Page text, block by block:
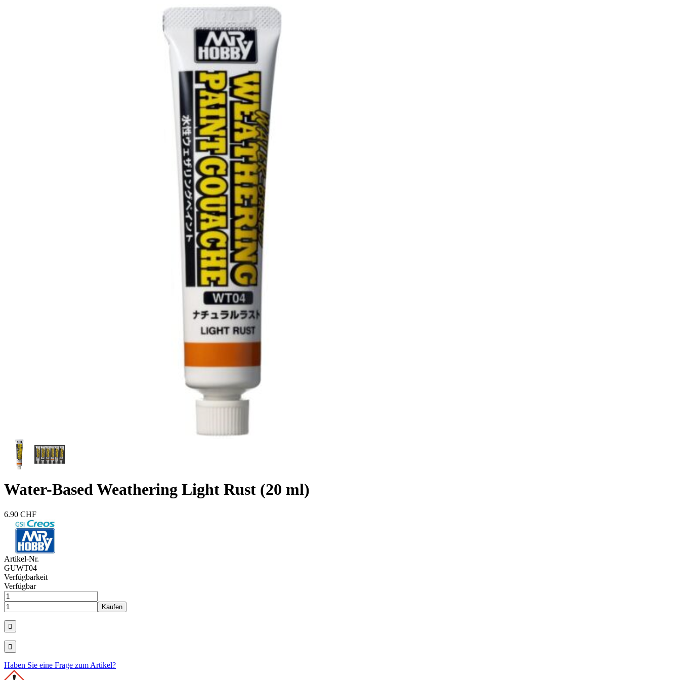
Water-Based Weathering Light Rust (20 ml)
6.90 CHF
Artikel-Nr.
GUWT04
Verfügbarkeit
Verfügbar
Haben Sie eine Frage zum Artikel?